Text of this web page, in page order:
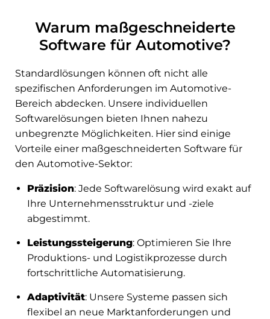
Warum maßgeschneiderte
Software für Automotive?
Standardlösungen können oft nicht alle
spezifischen Anforderungen im Automotive-
Bereich abdecken. Unsere individuellen
Softwarelösungen bieten Ihnen nahezu
unbegrenzte Möglichkeiten. Hier sind einige
Vorteile einer maßgeschneiderten Software für
den Automotive-Sektor:
Präzision: Jede Softwarelösung wird exakt auf
Ihre Unternehmensstruktur und -ziele
abgestimmt.
Leistungssteigerung: Optimieren Sie Ihre
Produktions- und Logistikprozesse durch
fortschrittliche Automatisierung.
Adaptivität: Unsere Systeme passen sich
flexibel an neue Marktanforderungen und